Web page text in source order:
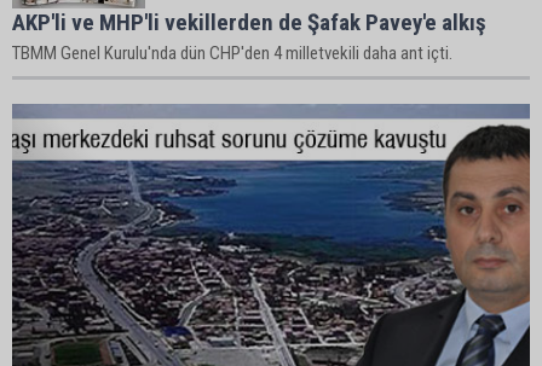
AKP'li ve MHP'li vekillerden de Şafak Pavey'e alkış
TBMM Genel Kurulu'nda dün CHP'den 4 milletvekili daha ant içti.